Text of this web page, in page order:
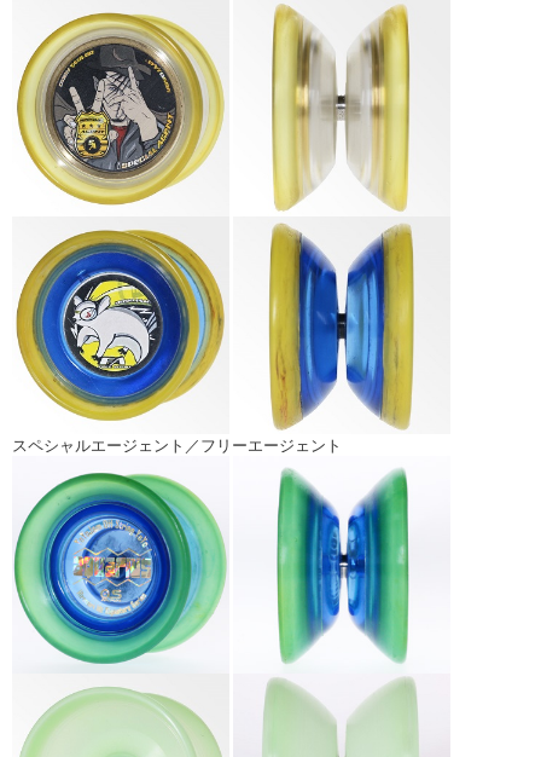
スペシャルエージェント／フリーエージェント